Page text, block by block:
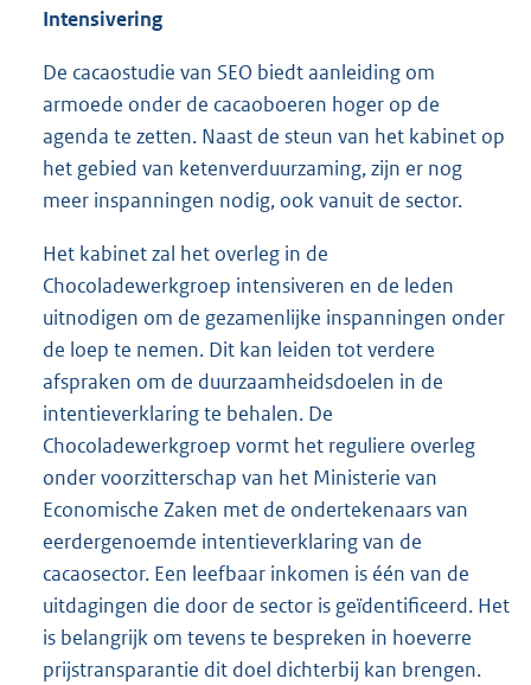
Intensivering
De cacaostudie van SEO biedt aanleiding om
armoede onder de cacaoboeren hoger op de
agenda te zetten. Naast de steun van het kabinet op
het gebied van ketenverduurzaming, zijn er nog
meer inspanningen nodig, ook vanuit de sector.
Het kabinet zal het overleg in de
Chocoladewerkgroep intensiveren en de leden
uitnodigen om de gezamenlijke inspanningen onder
de loep te nemen. Dit kan leiden tot verdere
afspraken om de duurzaamheidsdoelen in de
intentieverklaring te behalen. De
Chocoladewerkgroep vormt het reguliere overleg
onder voorzitterschap van het Ministerie van
Economische Zaken met de ondertekenaars van
eerdergenoemde intentieverklaring van de
cacaosector. Een leefbaar inkomen is één van de
uitdagingen die door de sector is geïdentificeerd. Het
is belangrijk om tevens te bespreken in hoeverre
prijstransparantie dit doel dichterbij kan brengen.